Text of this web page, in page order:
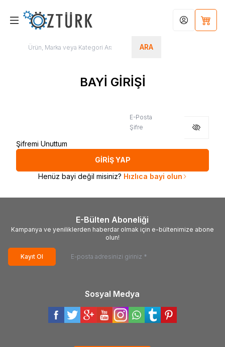
ARA
Hesabım
BAYİ GİRİŞİ
E-Posta
Şifre
Şifremi Unuttum
GİRİŞ YAP
Henüz bayi değil misiniz? Hızlıca bayi olun
E-Bülten Aboneliği
Kampanya ve yeniliklerden haberdar olmak için e-bültenimize abone
olun!
Kayıt Ol
Sosyal Medya